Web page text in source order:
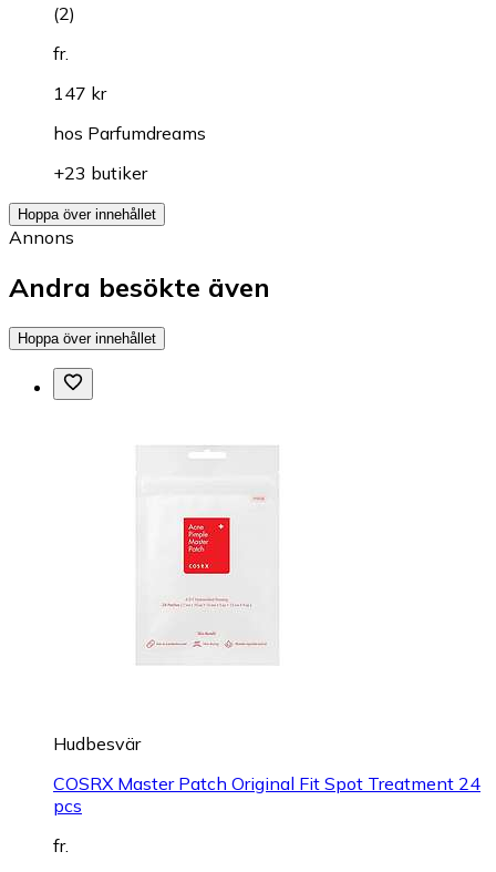
(2)
fr.
147 kr
hos Parfumdreams
+23 butiker
Hoppa över innehållet
Annons
Andra besökte även
Hoppa över innehållet
Hudbesvär
COSRX Master Patch Original Fit Spot Treatment 24
pcs
fr.